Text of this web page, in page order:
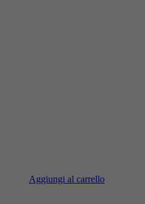
Aggiungi al carrello